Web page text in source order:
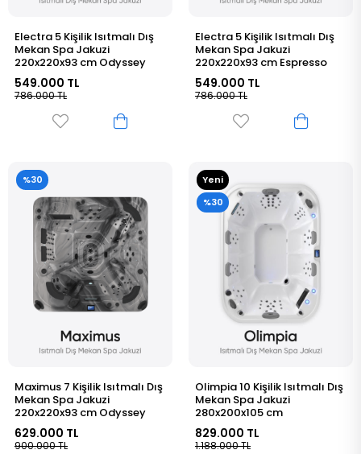
Electra 5 Kişilik Isıtmalı Dış
Mekan Spa Jakuzi
220x220x93 cm Odyssey
549.000 TL
786.000 TL
Electra 5 Kişilik Isıtmalı Dış
Mekan Spa Jakuzi
220x220x93 cm Espresso
549.000 TL
786.000 TL
Maximus 7 Kişilik Isıtmalı Dış
Mekan Spa Jakuzi
220x220x93 cm Odyssey
629.000 TL
900.000 TL
%30
Olimpia 10 Kişilik Isıtmalı Dış
Mekan Spa Jakuzi
280x200x105 cm
829.000 TL
1.188.000 TL
Yeni
Ürün
%30